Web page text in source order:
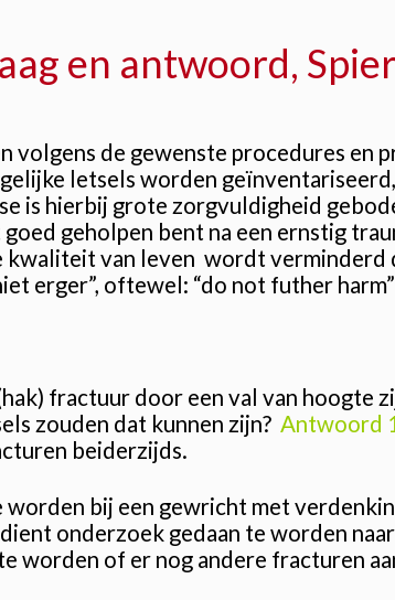
en antwoord,
volgens de gewenste procedures en
letsels worden
is hierbij grote zorgvuldigheid
geholpen bent na een ernstig
kwaliteit van leven wordt verminderd
erger”, oftewel: “do not futher
fractuur door een val van hoogte
zouden dat kunnen zijn? Antwoord
beiderzijds.
bij een gewricht met
onderzoek gedaan te worden
worden of er nog andere fracturen